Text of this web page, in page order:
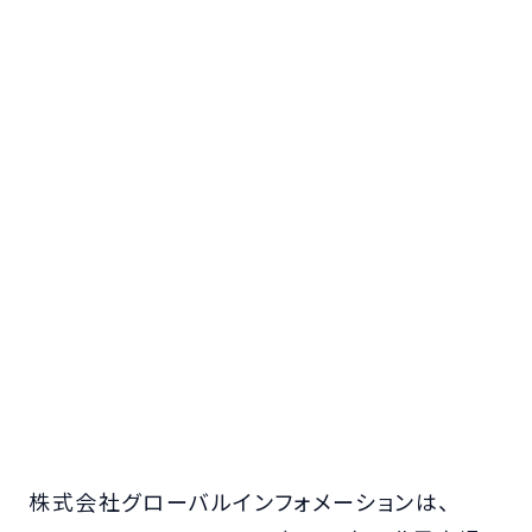
株式会社グローバルインフォメーションは、